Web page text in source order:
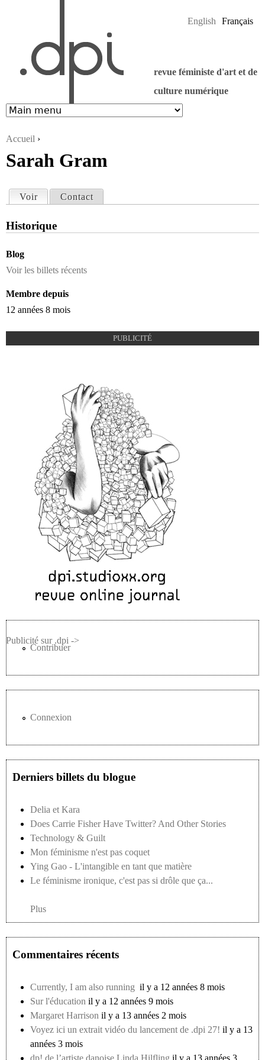
English
Français
revue féministe d'art et de
culture numérique
Vous êtes ici
Accueil ›
Sarah Gram
Onglets principaux
Voir (onglet actif)
Contact
Historique
Blog
Voir les billets récents
Membre depuis
12 années 8 mois
PUBLICITÉ
dpiencart.jpg
Publicité sur .dpi ->
Contribuer
Connexion
Derniers billets du blogue
Delia et Kara
Does Carrie Fisher Have Twitter? And Other Stories
Technology & Guilt
Mon féminisme n'est pas coquet
Ying Gao - L'intangible en tant que matière
Le féminisme ironique, c'est pas si drôle que ça...
Plus
Commentaires récents
Currently, I am also running il y a 12 années 8 mois
Sur l'éducation il y a 12 années 9 mois
Margaret Harrison il y a 13 années 2 mois
Voyez ici un extrait vidéo du lancement de .dpi 27! il y a 13
années 3 mois